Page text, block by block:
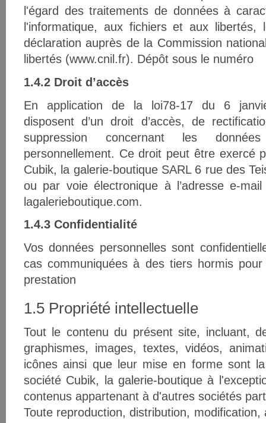
l'égard des traitements de données à
l'informatique, aux fichiers et aux
déclaration auprès de la Commission
libertés (www.cnil.fr). Dépôt sous le
1.4.2 Droit d’accès
En application de la loi78-17 du 6
disposent d’un droit d’accès, de
suppression concernant les
personnellement. Ce droit peut être exercé
Cubik, la galerie-boutique SARL 6 rue des
ou par voie électronique à l’adresse e-
lagalerieboutique.com.
1.4.3 Confidentialité
Vos données personnelles sont
cas communiquées à des tiers hormis
prestation
1.5 Propriété intellectuelle
Tout le contenu du présent site, incluant,
graphismes, images, textes, vidéos,
icônes ainsi que leur mise en forme sont
société Cubik, la galerie-boutique à
contenus appartenant à d'autres sociétés
Toute reproduction, distribution,